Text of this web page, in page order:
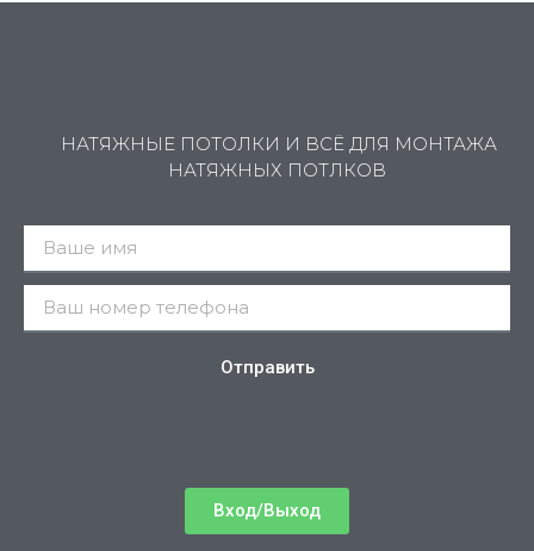
НАТЯЖНЫЕ ПОТОЛКИ И ВСЁ ДЛЯ МОНТАЖА
НАТЯЖНЫХ ПОТЛКОВ
Отправить
Вход/Выход